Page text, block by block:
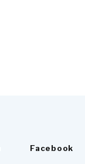
Facebook